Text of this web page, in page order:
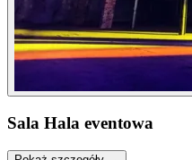
Sala Hala eventowa